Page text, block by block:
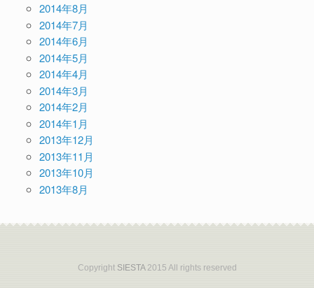
2014年8月
2014年7月
2014年6月
2014年5月
2014年4月
2014年3月
2014年2月
2014年1月
2013年12月
2013年11月
2013年10月
2013年8月
CopyrightSIESTA 2015 All rights reserved